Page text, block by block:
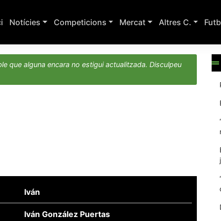
Notícies Competicions Mercat Altres C.
que alguna encara no estigui actualitzada. Disculpeu
Iván
Iván González Puertas